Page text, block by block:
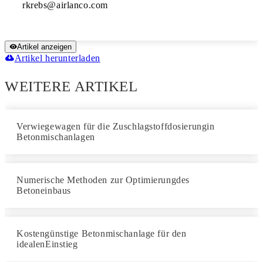
Artikel anzeigen
Artikel herunterladen
WEITERE ARTIKEL
Verwiegewagen für die Zuschlagstoffdosierungin
Betonmischanlagen
Numerische Methoden zur Optimierungdes
Betoneinbaus
Kostengünstige Betonmischanlage für den
idealenEinstieg